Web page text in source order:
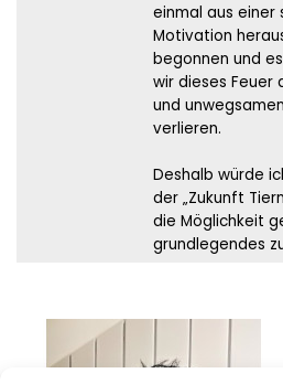
einmal aus einer
Motivation
begonnen und
wir dieses
und
verlieren.
Deshalb würde
der „Zukunft
die Möglichkeit
grundlegendes